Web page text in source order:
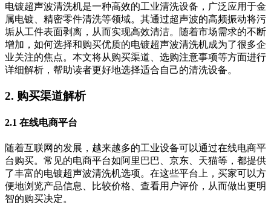
电镀超声波清洗机是一种高效的工业清洗设备，广泛应用于金
属电镀、精密零件清洗等领域。其通过超声波的高频振动将污
垢从工件表面剥离，从而实现高效清洁。随着市场需求的不断
增加，如何选择和购买优质的电镀超声波清洗机成为了很多企
业关注的焦点。本文将从购买渠道、选购注意事项等方面进行
详细解析，帮助读者更好地选择适合自己的清洗设备。
2. 购买渠道解析
2.1 在线电商平台
随着互联网的发展，越来越多的工业设备可以通过在线电商平
台购买。常见的电商平台如阿里巴巴、京东、天猫等，都提供
了丰富的电镀超声波清洗机选项。在这些平台上，买家可以方
便地浏览产品信息、比较价格、查看用户评价，从而做出更明
智的购买决定。